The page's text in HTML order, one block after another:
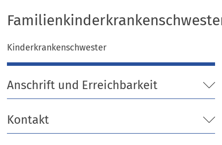
Kinderkrankenschwester
Anschrift und Erreichbarkeit
Kontakt